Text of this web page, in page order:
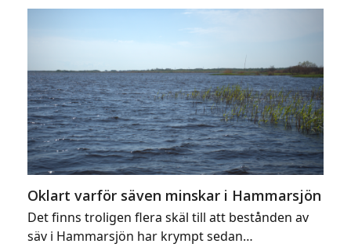
Oklart varför säven minskar i Hammarsjön
Det finns troligen flera skäl till att bestånden av
säv i Hammarsjön har krympt sedan…